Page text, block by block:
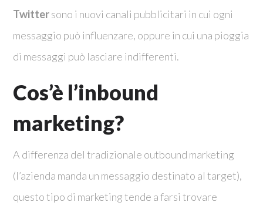
Twittersono i nuovi canali pubblicitari in cui ogni
messaggio può influenzare, oppure in cui una pioggia
di messaggi può lasciare indifferenti.
Cos’è l’inbound
marketing?
A differenza del tradizionale outbound marketing
(l’azienda manda un messaggio destinato al target),
questo tipo di marketing tende a farsi trovare